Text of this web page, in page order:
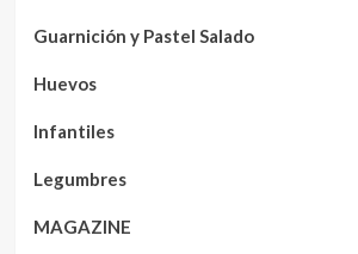
Guarnición y Pastel Salado
Huevos
Infantiles
Legumbres
MAGAZINE